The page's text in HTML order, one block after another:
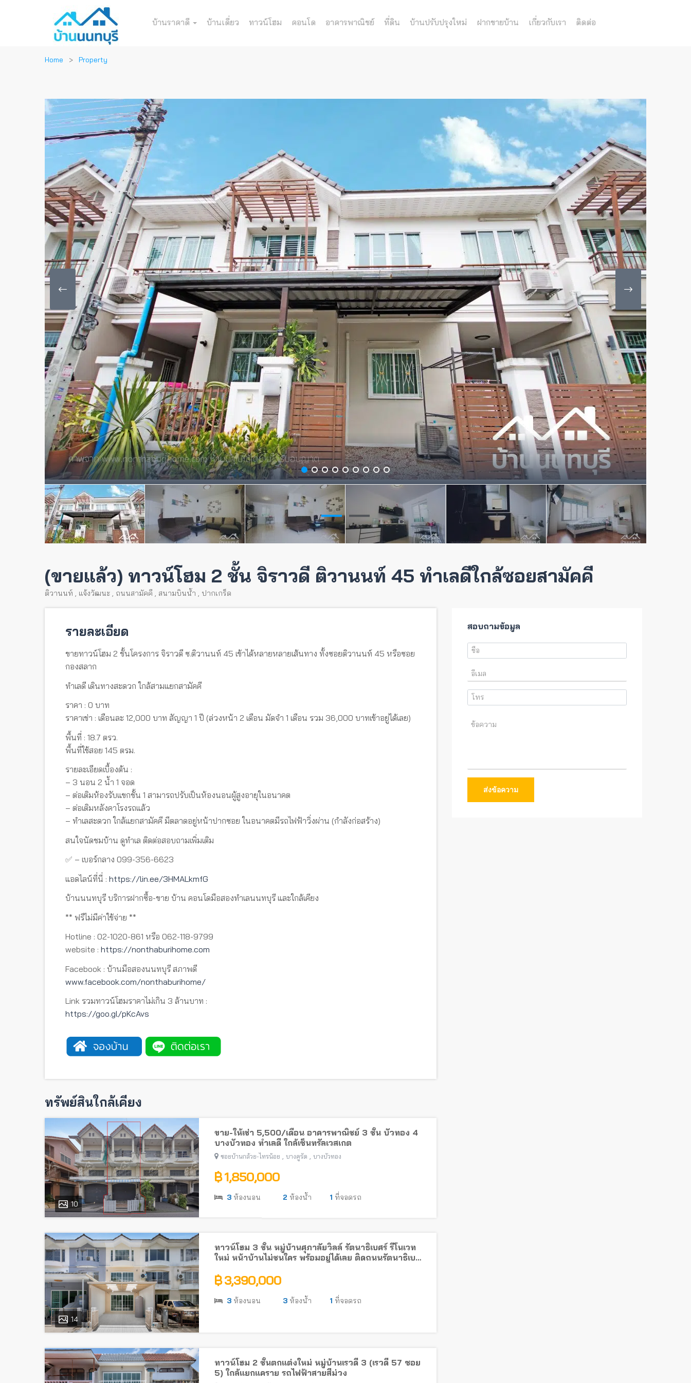
บ้านราคาดี บ้านเดี่ยว ทาวน์โฮม คอนโด อาคารพาณิชย์ ที่ดิน บ้านปรับปรุงใหม่ ฝากขายบ้าน เกี่ยวกับเรา ติดต่อ
Home Property
(ขายแล้ว) ทาวน์โฮม 2 ชั้น จิราวดี ติวานนท์ 45 ทำเลดีใกล้ซอยสามัคคี
ติวานนท์ , แจ้งวัฒนะ , ถนนสามัคคี , สนามบินน้ำ , ปากเกร็ด
รายละเอียด
ขายทาวน์โฮม 2 ชั้นโครงการ จิราวดี ซ.ติวานนท์ 45 เข้าได้หลายหลายเส้นทาง ทั้งซอยติวานนท์ 45 หรือซอย
กองสลาก
ทำเลดี เดินทางสะดวก ใกล้สามแยกสามัคคี
ราคา : 0 บาท
ราคาเช่า : เดือนละ 12,000 บาท สัญญา 1 ปี (ล่วงหน้า 2 เดือน มัดจำ 1 เดือน รวม 36,000 บาทเข้าอยู่ได้เลย)
พื้นที่ : 18.7 ตรว.
พื้นที่ใช้สอย 145 ตรม.
รายละเอียดเบื้องต้น :
– 3 นอน 2 น้ำ 1 จอด
– ต่อเติมห้องรับแขกชั้น 1 สามารถปรับเป็นห้องนอนผู้สูงอายุในอนาคต
– ต่อเติมหลังคาโรงรถแล้ว
– ทำเลสะดวก ใกล้แยกสามัคคี มีตลาดอยู่หน้าปากซอย ในอนาคตมีรถไฟฟ้าวิ่งผ่าน (กำลังก่อสร้าง)
สนใจนัดชมบ้าน ดูทำเล ติดต่อสอบถามเพิ่มเติม
✅ – เบอร์กลาง 099-356-6623
แอดไลน์ที่นี่ : https://lin.ee/3HMALkmfG
บ้านนนทบุรี บริการฝากซื้อ-ขาย บ้าน คอนโดมือสองทำเลนนทบุรี และใกล้เคียง
** ฟรีไม่มีค่าใช้จ่าย **
Hotline : 02-1020-861 หรือ 062-118-9799
website : https://nonthaburihome.com
Facebook : บ้านมือสองนนทบุรี สภาพดี
www.facebook.com/nonthaburihome/
Link รวมทาวน์โฮมราคาไม่เกิน 3 ล้านบาท :
https://goo.gl/pKcAvs
ทรัพย์สินใกล้เคียง
10
ขาย-ให้เช่า 5,500/เดือน อาคารพาณิชย์ 3 ชั้น บัวทอง 4
บางบัวทอง ทำเลดี ใกล้เซ็นทรัลเวสเกต
ซอยบ้านกล้วย-ไทรน้อย บางคูรัด บางบัวทอง
฿ 1,850,000
3 ห้องนอน 2 ห้องน้ำ 1 ที่จอดรถ
14
ทาวน์โฮม 3 ชั้น หมู่บ้านศุภาลัยวิลล์ รัตนาธิเบศร์ รีโนเวท
ใหม่ หน้าบ้านไม่ชนใคร พร้อมอยู่ได้เลย ติดถนนรัตนาธิเบศร์
฿ 3,390,000
3 ห้องนอน 3 ห้องน้ำ 1 ที่จอดรถ
ทาวน์โฮม 2 ชั้นตกแต่งใหม่ หมู่บ้านเรวดี 3 (เรวดี 57 ซอย
5) ใกล้แยกแคราย รถไฟฟ้าสายสีม่วง
สอบถามข้อมูล
ส่งข้อความ